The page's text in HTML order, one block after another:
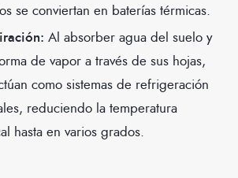
se conviertan en baterías térmicas.
Al absorber agua del suelo y
de vapor a través de sus hojas,
como sistemas de refrigeración
reduciendo la temperatura
hasta en varios grados.